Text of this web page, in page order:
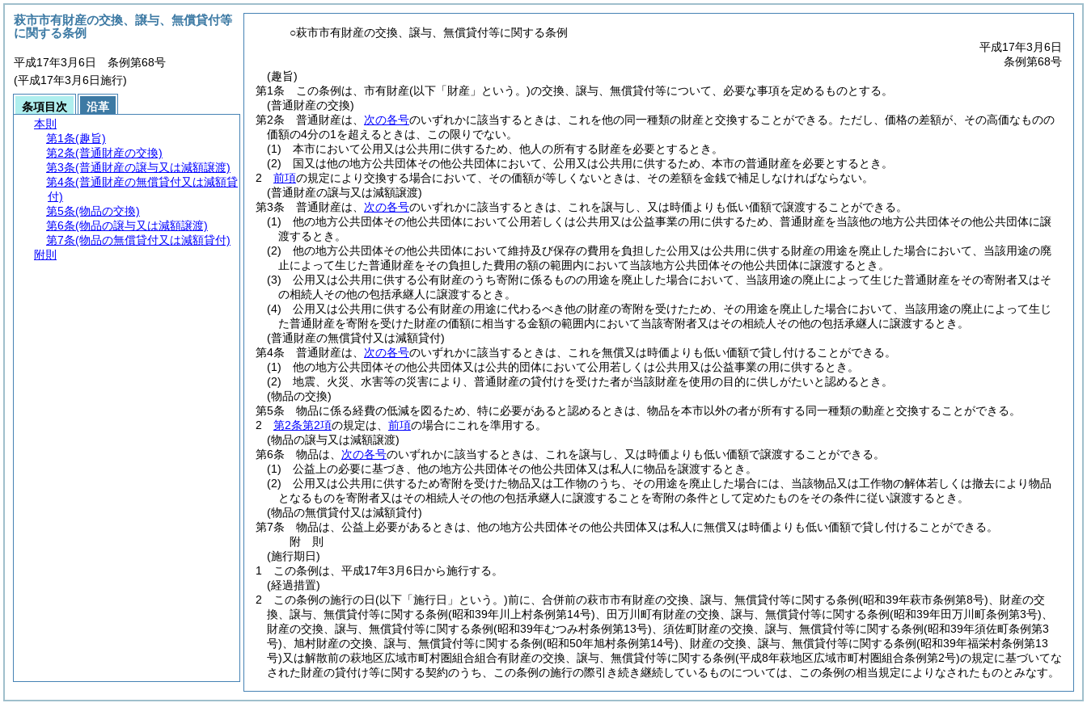
○萩市市有財産の交換、譲与、無償貸付等に関する条例
平成17年3月6日
条例第68号
(趣旨)
第1条
この条例は、市有財産(以下「財産」という。)の交換、譲与、無償貸付等について、必要な事項を定めるものとする。
(普通財産の交換)
第2条
普通財産は、 次の各号のいずれかに該当するときは、これを他の同一種類の財産と交換することができる。 ただし、価格の差額が、その高価なものの
価額の4分の1を超えるときは、この限りでない。
(1)
本市において公用又は公共用に供するため、他人の所有する財産を必要とするとき。
(2)
国又は他の地方公共団体その他公共団体において、公用又は公共用に供するため、本市の普通財産を必要とするとき。
2
前項の規定により交換する場合において、その価額が等しくないときは、その差額を金銭で補足しなければならない。
(普通財産の譲与又は減額譲渡)
第3条
普通財産は、 次の各号のいずれかに該当するときは、これを譲与し、又は時価よりも低い価額で譲渡することができる。
(1)
他の地方公共団体その他公共団体において公用若しくは公共用又は公益事業の用に供するため、普通財産を当該他の地方公共団体その他公共団体に譲
渡するとき。
(2)
他の地方公共団体その他公共団体において維持及び保存の費用を負担した公用又は公共用に供する財産の用途を廃止した場合において、当該用途の廃
止によって生じた普通財産をその負担した費用の額の範囲内において当該地方公共団体その他公共団体に譲渡するとき。
(3)
公用又は公共用に供する公有財産のうち寄附に係るものの用途を廃止した場合において、当該用途の廃止によって生じた普通財産をその寄附者又はそ
の相続人その他の包括承継人に譲渡するとき。
(4)
公用又は公共用に供する公有財産の用途に代わるべき他の財産の寄附を受けたため、その用途を廃止した場合において、当該用途の廃止によって生じ
た普通財産を寄附を受けた財産の価額に相当する金額の範囲内において当該寄附者又はその相続人その他の包括承継人に譲渡するとき。
(普通財産の無償貸付又は減額貸付)
第4条
普通財産は、 次の各号のいずれかに該当するときは、これを無償又は時価よりも低い価額で貸し付けることができる。
(1)
他の地方公共団体その他公共団体又は公共的団体において公用若しくは公共用又は公益事業の用に供するとき。
(2)
地震、火災、水害等の災害により、普通財産の貸付けを受けた者が当該財産を使用の目的に供しがたいと認めるとき。
(物品の交換)
第5条
物品に係る経費の低減を図るため、特に必要があると認めるときは、物品を本市以外の者が所有する同一種類の動産と交換することができる。
2
第2条第2項の規定は、 前項の場合にこれを準用する。
(物品の譲与又は減額譲渡)
第6条
物品は、 次の各号のいずれかに該当するときは、これを譲与し、又は時価よりも低い価額で譲渡することができる。
(1)
公益上の必要に基づき、他の地方公共団体その他公共団体又は私人に物品を譲渡するとき。
(2)
公用又は公共用に供するため寄附を受けた物品又は工作物のうち、その用途を廃止した場合には、当該物品又は工作物の解体若しくは撤去により物品
となるものを寄附者又はその相続人その他の包括承継人に譲渡することを寄附の条件として定めたものをその条件に従い譲渡するとき。
(物品の無償貸付又は減額貸付)
第7条
物品は、公益上必要があるときは、他の地方公共団体その他公共団体又は私人に無償又は時価よりも低い価額で貸し付けることができる。
附 則
(施行期日)
1
この条例は、平成17年3月6日から施行する。
(経過措置)
2
この条例の施行の日(以下「施行日」という。)前に、合併前の萩市市有財産の交換、譲与、無償貸付等に関する条例(昭和39年萩市条例第8号) 、財産の交
換、譲与、無償貸付等に関する条例(昭和39年川上村条例第14号) 、田万川町有財産の交換、譲与、無償貸付等に関する条例(昭和39年田万川町条例第3号)
財産の交換、譲与、無償貸付等に関する条例(昭和39年むつみ村条例第13号) 、須佐町財産の交換、譲与、無償貸付等に関する条例(昭和39年須佐町条例第3
号) 、旭村財産の交換、譲与、無償貸付等に関する条例(昭和50年旭村条例第14号) 、財産の交換、譲与、無償貸付等に関する条例(昭和39年福栄村条例第13
号)又は解散前の萩地区広域市町村圏組合組合有財産の交換、譲与、無償貸付等に関する条例(平成8年萩地区広域市町村圏組合条例第2号)の規定に基づいてな
された財産の貸付け等に関する契約のうち、この条例の施行の際引き続き継続しているものについては、この条例の相当規定によりなされたものとみなす。
萩市市有財産の交換、譲与、無償貸付等
に関する条例
平成17年3月6日 条例第68号
(平成17年3月6日施行)
条項目次
沿革
本則
第1条(趣旨)
第2条(普通財産の交換)
第3条(普通財産の譲与又は減額譲渡)
第4条(普通財産の無償貸付又は減額貸
付)
第5条(物品の交換)
第6条(物品の譲与又は減額譲渡)
第7条(物品の無償貸付又は減額貸付)
附則